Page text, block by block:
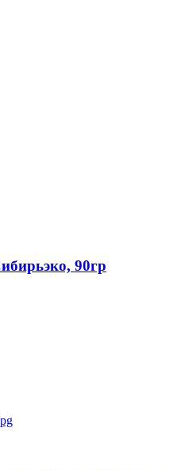
90гр